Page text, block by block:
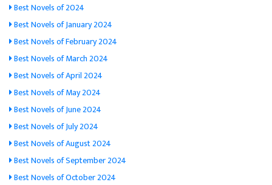
Best Novels of 2024
Best Novels of January 2024
Best Novels of February 2024
Best Novels of March 2024
Best Novels of April 2024
Best Novels of May 2024
Best Novels of June 2024
Best Novels of July 2024
Best Novels of August 2024
Best Novels of September 2024
Best Novels of October 2024